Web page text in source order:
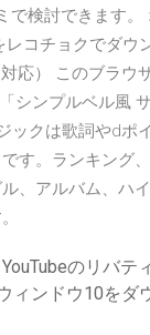
で検討できます。
コチョクでダウ
応） このブラウ
シンプルベル風
ックは歌詞やdポ
す。ランキング、
、アルバム、ハ
のリバテ
ィンドウ10をダ